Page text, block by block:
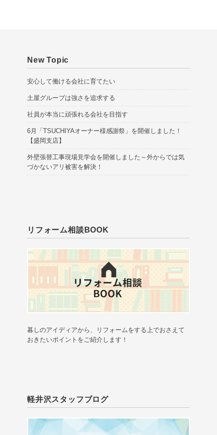
New Topic
安心して働ける会社に育てたい
土屋グループは強さを追求する
社員が本当に頑張れる会社を目指す
6月「TSUCHIYAオーナー様感謝祭」を開催しました！
【盛岡支店】
外壁張替工事現場見学会を開催しました～外からでは気
づかないアリ被害を解決！
リフォーム相談BOOK
暮しのアイディアから、リフォームをする上でおさえて
おきたいポイントをご紹介します！
軽井沢スタッフブログ